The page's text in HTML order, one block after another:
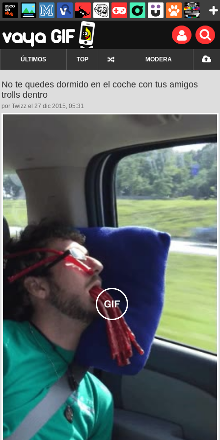
ÚLTIMOS TOP MODERA
No te quedes dormido en el coche con tus amigos
trolls dentro
por Twizz el 27 dic 2015, 05:31